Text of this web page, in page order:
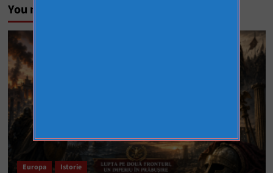
You may have missed
Europa Istorie